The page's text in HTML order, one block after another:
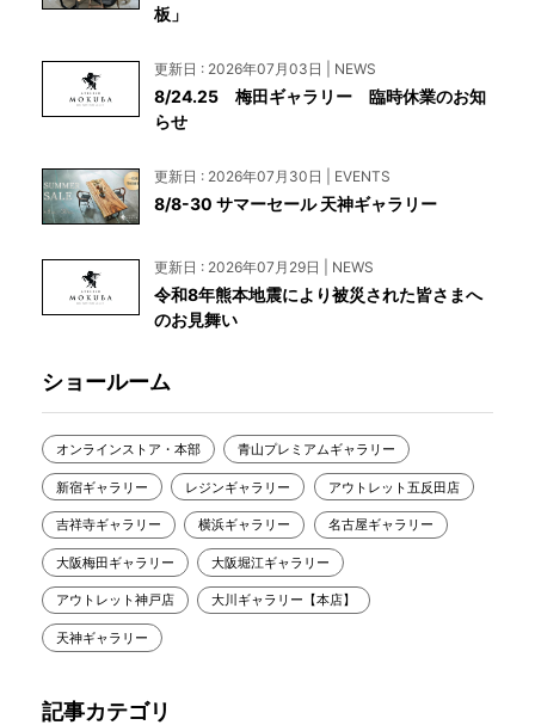
板」
更新日 : 2026年07月03日 | NEWS
8/24.25 梅田ギャラリー 臨時休業のお知
らせ
更新日 : 2026年07月30日 | EVENTS
8/8-30 サマーセール 天神ギャラリー
更新日 : 2026年07月29日 | NEWS
令和8年熊本地震により被災された皆さまへ
のお見舞い
ショールーム
オンラインストア・本部 青山プレミアムギャラリー
新宿ギャラリー レジンギャラリー アウトレット五反田店
吉祥寺ギャラリー 横浜ギャラリー 名古屋ギャラリー
大阪梅田ギャラリー 大阪堀江ギャラリー
アウトレット神戸店 大川ギャラリー【本店】
天神ギャラリー
記事カテゴリ